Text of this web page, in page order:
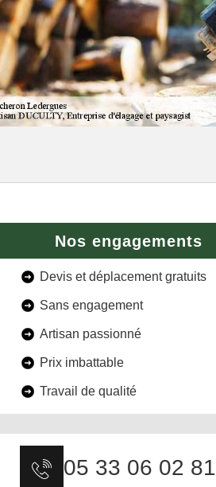
Nos engagements
Devis et déplacement gratuits
Sans engagement
Artisan passionné
Prix imbattable
Travail de qualité
05 33 06 02 81